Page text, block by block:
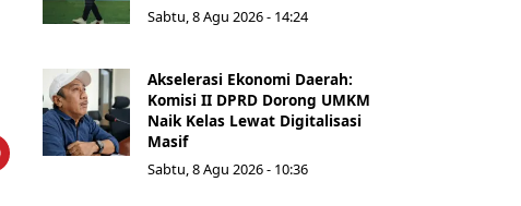
Sabtu, 8 Agu 2026 - 14:24
Akselerasi Ekonomi Daerah:
Komisi II DPRD Dorong UMKM
Naik Kelas Lewat Digitalisasi
Masif
Sabtu, 8 Agu 2026 - 10:36